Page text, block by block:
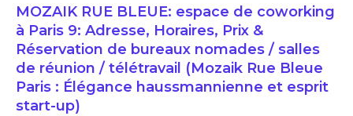
MOZAIK RUE BLEUE: espace de coworking
à Paris 9: Adresse, Horaires, Prix &
Réservation de bureaux nomades / salles
de réunion / télétravail (Mozaik Rue Bleue
Paris : Élégance haussmannienne et esprit
start-up)